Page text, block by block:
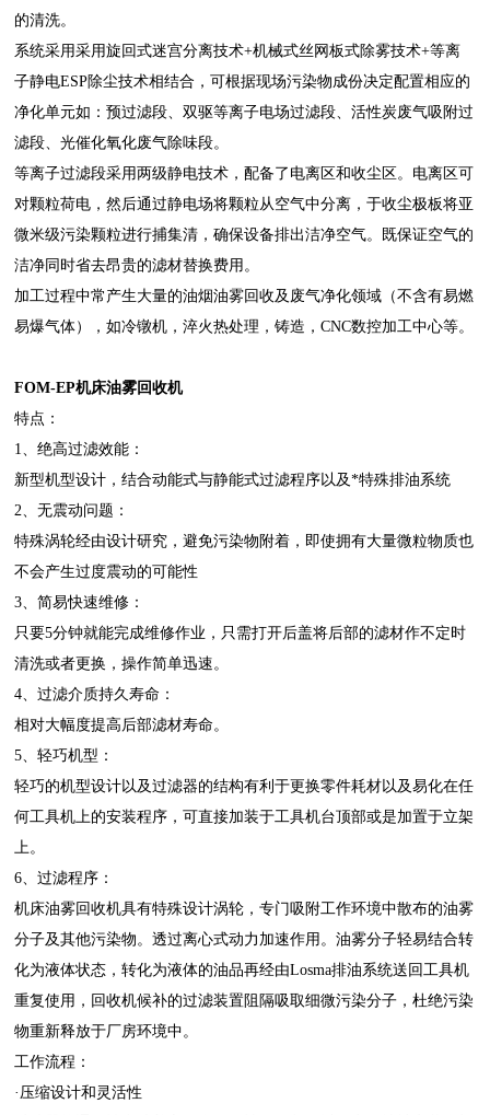
的清洗。
系统采用采用旋回式迷宫分离技术+机械式丝网板式除雾技术+等离
子静电ESP除尘技术相结合，可根据现场污染物成份决定配置相应的
净化单元如：预过滤段、双驱等离子电场过滤段、活性炭废气吸附过
滤段、光催化氧化废气除味段。
等离子过滤段采用两级静电技术，配备了电离区和收尘区。电离区可
对颗粒荷电，然后通过静电场将颗粒从空气中分离，于收尘极板将亚
微米级污染颗粒进行捕集清，确保设备排出洁净空气。既保证空气的
洁净同时省去昂贵的滤材替换费用。
加工过程中常产生大量的油烟油雾回收及废气净化领域（不含有易燃
易爆气体），如冷镦机，淬火热处理，铸造，CNC数控加工中心等。
FOM-EP机床油雾回收机
特点：
1、绝高过滤效能：
新型机型设计，结合动能式与静能式过滤程序以及*特殊排油系统
2、无震动问题：
特殊涡轮经由设计研究，避免污染物附着，即使拥有大量微粒物质也
不会产生过度震动的可能性
3、简易快速维修：
只要5分钟就能完成维修作业，只需打开后盖将后部的滤材作不定时
清洗或者更换，操作简单迅速。
4、过滤介质持久寿命：
相对大幅度提高后部滤材寿命。
5、轻巧机型：
轻巧的机型设计以及过滤器的结构有利于更换零件耗材以及易化在任
何工具机上的安装程序，可直接加装于工具机台顶部或是加置于立架
上。
6、过滤程序：
机床油雾回收机具有特殊设计涡轮，专门吸附工作环境中散布的油雾
分子及其他污染物。透过离心式动力加速作用。油雾分子轻易结合转
化为液体状态，转化为液体的油品再经由Losma排油系统送回工具机
重复使用，回收机候补的过滤装置阻隔吸取细微污染分子，杜绝污染
物重新释放于厂房环境中。
工作流程：
·压缩设计和灵活性